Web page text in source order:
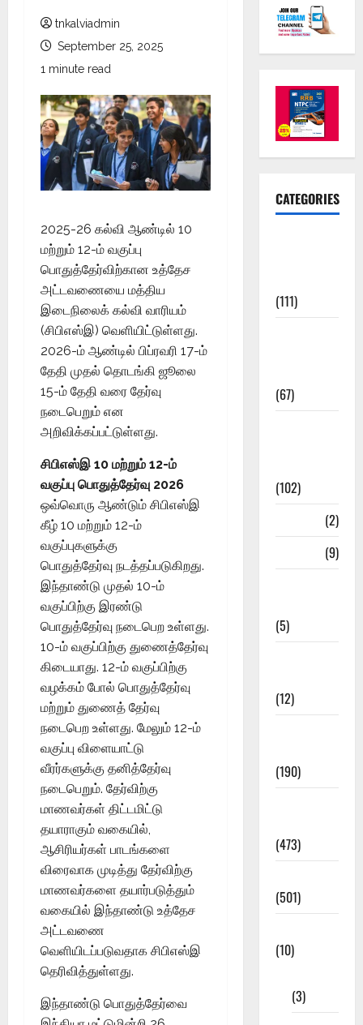
tnkalviadmin
September 25, 2025
1 minute read
2025-26 கல்வி ஆண்டில் 10
மற்றும் 12-ம் வகுப்பு
பொதுத்தேர்விற்கான உத்தேச
அட்டவணையை மத்திய
இடைநிலைக் கல்வி வாரியம்
(சிபிஎஸ்இ) வெளியிட்டுள்ளது.
2026-ம் ஆண்டில் பிப்ரவரி 17-ம்
தேதி முதல் தொடங்கி ஜூலை
15-ம் தேதி வரை தேர்வு
நடைபெறும் என
அறிவிக்கப்பட்டுள்ளது.
சிபிஎஸ்இ 10 மற்றும் 12-ம்
வகுப்பு பொதுத்தேர்வு 2026
ஒவ்வொரு ஆண்டும் சிபிஎஸ்இ
கீழ் 10 மற்றும் 12-ம்
வகுப்புகளுக்கு
பொதுத்தேர்வு நடத்தப்படுகிறது.
இந்தாண்டு முதல் 10-ம்
வகுப்பிற்கு இரண்டு
பொதுத்தேர்வு நடைபெற உள்ளது.
10-ம் வகுப்பிற்கு துணைத்தேர்வு
கிடையாது. 12-ம் வகுப்பிற்கு
வழக்கம் போல் பொதுத்தேர்வு
மற்றும் துணைத் தேர்வு
நடைபெற உள்ளது. மேலும் 12-ம்
வகுப்பு விளையாட்டு
வீரர்களுக்கு தனித்தேர்வு
நடைபெறும். தேர்விற்கு
மாணவர்கள் திட்டமிட்டு
தயாராகும் வகையில்,
ஆசிரியர்கள் பாடங்களை
விரைவாக முடித்து தேர்விற்கு
மாணவர்களை தயார்படுத்தும்
வகையில் இந்தாண்டு உத்தேச
அட்டவணை
வெளியிடப்படுவதாக சிபிஎஸ்இ
தெரிவித்துள்ளது.
இந்தாண்டு பொதுத்தேர்வை
CATEGORIES
(111)
(67)
(102)
(2)
(9)
(5)
(12)
(190)
(473)
(501)
(10)
(3)